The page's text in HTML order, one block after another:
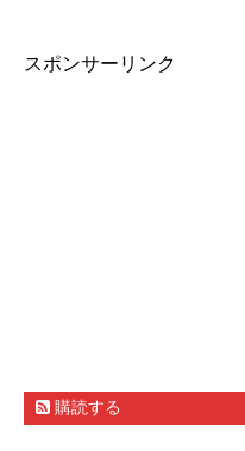
スポンサーリンク
購読する